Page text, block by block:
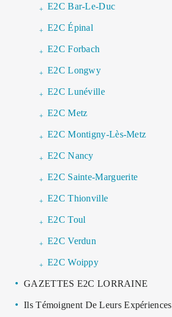
E2C Bar-Le-Duc
E2C Épinal
E2C Forbach
E2C Longwy
E2C Lunéville
E2C Metz
E2C Montigny-Lès-Metz
E2C Nancy
E2C Sainte-Marguerite
E2C Thionville
E2C Toul
E2C Verdun
E2C Woippy
GAZETTES E2C LORRAINE
Ils Témoignent De Leurs Expériences